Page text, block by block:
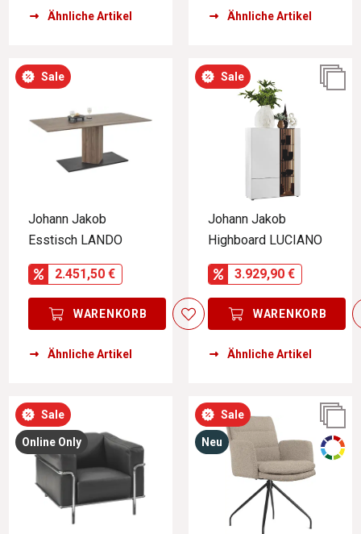
Ähnliche Artikel Ähnliche Artikel
Sale
Johann Jakob
Esstisch LANDO
2.451,50 €
WARENKORB
Ähnliche Artikel
Sale
Johann Jakob
Highboard LUCIANO
3.929,90 €
WARENKORB
Ähnliche Artikel
Sale
Online Only
Sale
Neu